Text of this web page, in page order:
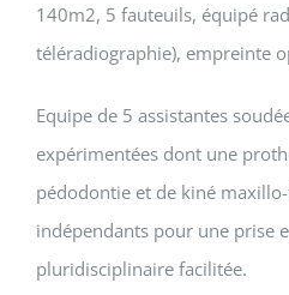
140m2, 5 fauteuils, équipé
téléradiographie), empreinte
Equipe de 5 assistantes
expérimentées dont une
pédodontie et de kiné
indépendants pour une prise
pluridisciplinaire facilitée.